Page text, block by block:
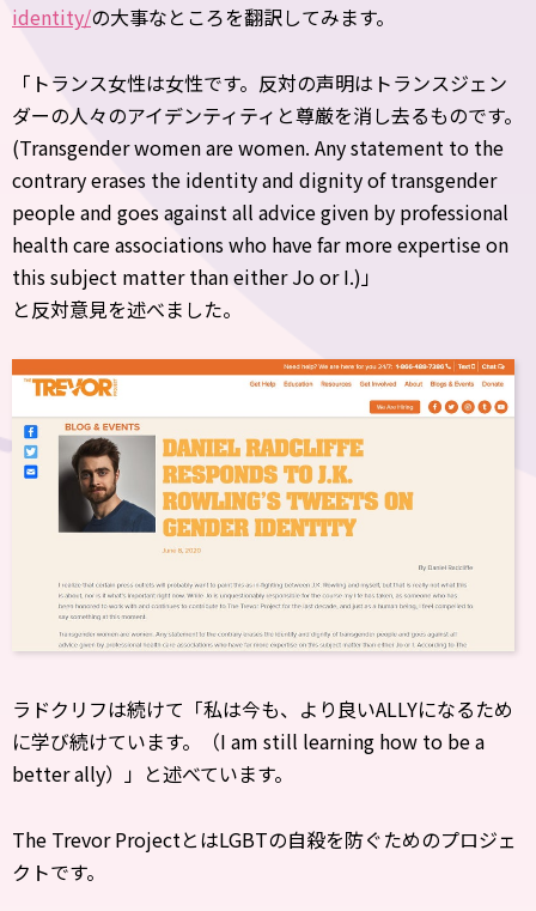
identity/の大事なところを翻訳してみます。
「トランス女性は女性です。反対の声明はトランスジェン
ダーの人々のアイデンティティと尊厳を消し去るものです。
(Transgender women are women. Any statement to the
contrary erases the identity and dignity of transgender
people and goes against all advice given by professional
health care associations who have far more expertise on
this subject matter than either Jo or I.)」
と反対意見を述べました。
ラドクリフは続けて「私は今も、より良いALLYになるため
に学び続けています。（I am still learning how to be a
better ally）」と述べています。
The Trevor ProjectとはLGBTの自殺を防ぐためのプロジェ
クトです。